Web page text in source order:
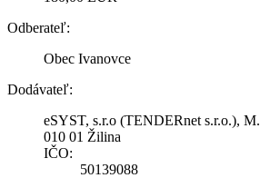
Odberateľ:
Obec Ivanovce
Dodávateľ:
eSYST, s.r.o (TENDERnet s.r.o.),
010 01 Žilina
IČO:
50139088